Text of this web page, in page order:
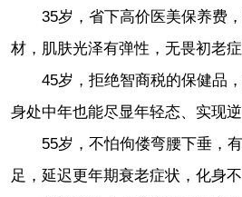
35岁，省下高价医美保养费，
材，肌肤光泽有弹性，无畏初老
45岁，拒绝智商税的保健品，
身处中年也能尽显年轻态、实现
55岁，不怕佝偻弯腰下垂，有
足，延迟更年期衰老症状，化身